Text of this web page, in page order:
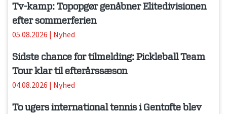
Tv-kamp: Topopgør genåbner Elitedivisionen
efter sommerferien
05.08.2026 | Nyhed
Sidste chance for tilmelding: Pickleball Team
Tour klar til efterårssæson
04.08.2026 | Nyhed
To ugers international tennis i Gentofte blev